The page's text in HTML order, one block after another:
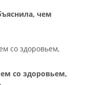
чем
со здоровьем,